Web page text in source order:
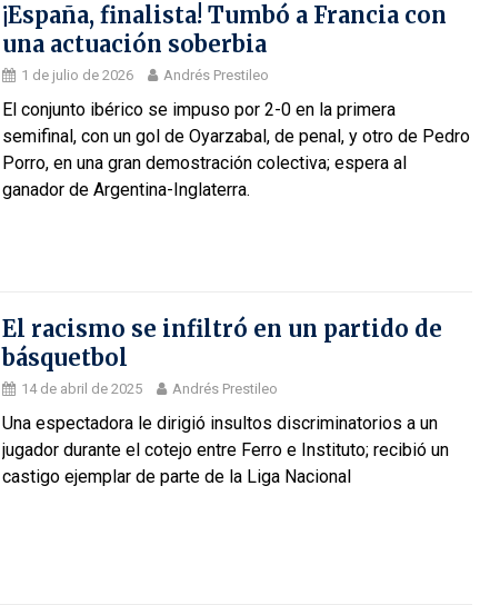
¡España, finalista! Tumbó a Francia con
una actuación soberbia
1 de julio de 2026 Andrés Prestileo
El conjunto ibérico se impuso por 2-0 en la primera
semifinal, con un gol de Oyarzabal, de penal, y otro de Pedro
Porro, en una gran demostración colectiva; espera al
ganador de Argentina-Inglaterra.
El racismo se infiltró en un partido de
básquetbol
14 de abril de 2025 Andrés Prestileo
Una espectadora le dirigió insultos discriminatorios a un
jugador durante el cotejo entre Ferro e Instituto; recibió un
castigo ejemplar de parte de la Liga Nacional